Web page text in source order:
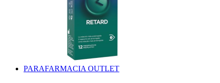
PARAFARMACIA OUTLET